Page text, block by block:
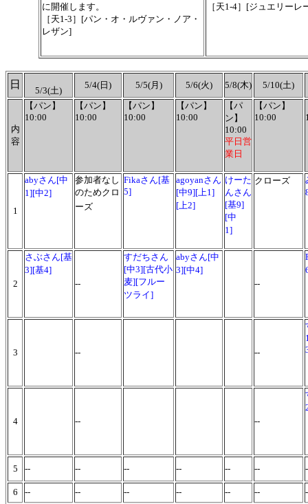
に開催します。
［天1-3］[パン・オ・ルヴァン・ノア・
レザン]
［天1-4］[ジュエリーレ
日
5/3(土)
5/4(日) 5/5(月) 5/6(火) 5/8(木) 5/10(土)
内
容
【パン】
10:00
【パン】
10:00
【パン】
10:00
【パン】
10:00
【パ
ン】
10:00
平日営
業日
【パン】
10:00
1
abyさん[中
1][中2]
参加者なし
のためクロ
ーズ
Fikaさん[基
5]
agoyanさん
[中9][上1]
[上2]
けーた
んさん
[基9]
[中
1]
クローズ
2
さぶさん[基
3][基4]
--
すだちさん
[中3][古代小
麦][フルー
ツライ]
abyさん[中
3][中4]
--
3 -- --
4 -- --
5 -- -- -- -- -- --
6 -- -- -- -- -- --